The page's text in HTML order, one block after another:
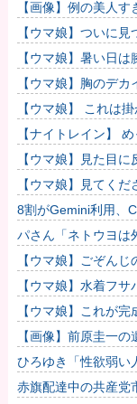
【画像】例の美人
ていたｗｗｗｗｗｗ
【ウマ娘】ついに
与明細！！
【ウマ娘】暑い日
くない場所だな」
【ウマ娘】胸のデ
るわな
【ウマ娘】 これは
いのですが…
【ナイトレイン】
【ウマ娘】見た目
る。
【ウマ娘】見てく
姿です。
8割がGemini利用、
パさん「ネトウヨは
している高市には何
【ウマ娘】ごぞん
【ウマ娘】水着フ
く【ウマ娘】これが
だろ…」他
【画像】前原圭一
他
ひろゆき「性欲弱い
赤旗配達中の共産党